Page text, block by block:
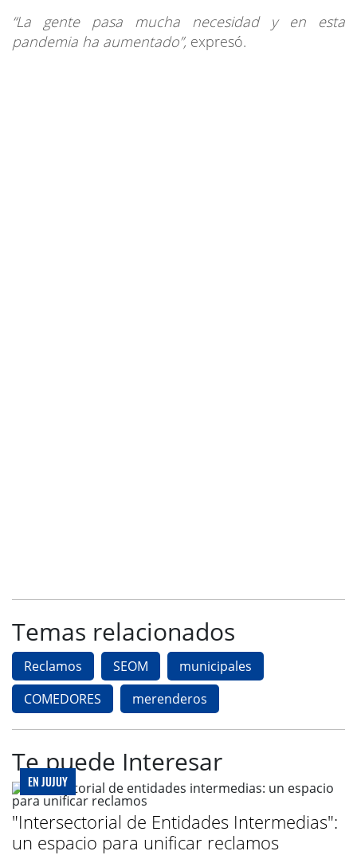
“La gente pasa mucha necesidad y en esta
pandemia ha aumentado”, expresó.
Temas relacionados
Reclamos SEOM
municipales
COMEDORES
merenderos
Te puede Interesar
EN JUJUY
"Intersectorial de Entidades Intermedias":
un espacio para unificar reclamos